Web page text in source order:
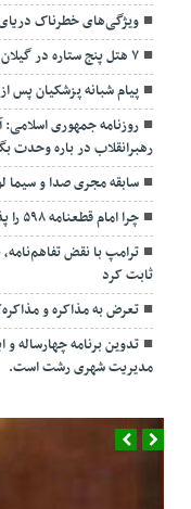
ویژگی‌های خطرناک
۷ هتل پنج ستاره در گیلان ساخته می‌شود
پیام شبانه پزشکیان پس
روزنامه جمهوری
رهبرانقلاب در باره وحدت
سابقه مجری صدا و سیما
چرا امام قطعنامه ۵۹۸ را پذیرفت؟/ ۲+۴ دلیل
ترامپ با نقض
ثابت کرد
تعرض به مذاکره و
تدوین برنامه چهارساله و
مدیریت شهری رشت است.